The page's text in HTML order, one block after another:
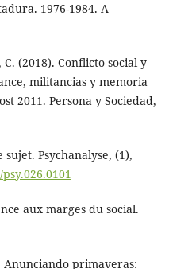
1976-1984. A
C. (2018). Conflicto social y
militancias y memoria
2011. Persona y Sociedad,
sujet. Psychanalyse, (1),
aux marges du social.
Anunciando primaveras: